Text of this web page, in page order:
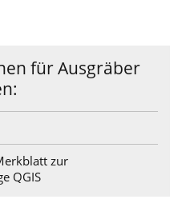
für Ausgräber
zur
QGIS